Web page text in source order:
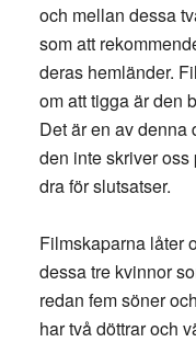
och mellan dessa
som att
deras hemländer.
om att tigga är den
Det är en av denna
den inte skriver
dra för slutsatser.
Filmskaparna låter
dessa tre kvinnor
redan fem söner
har två döttrar och